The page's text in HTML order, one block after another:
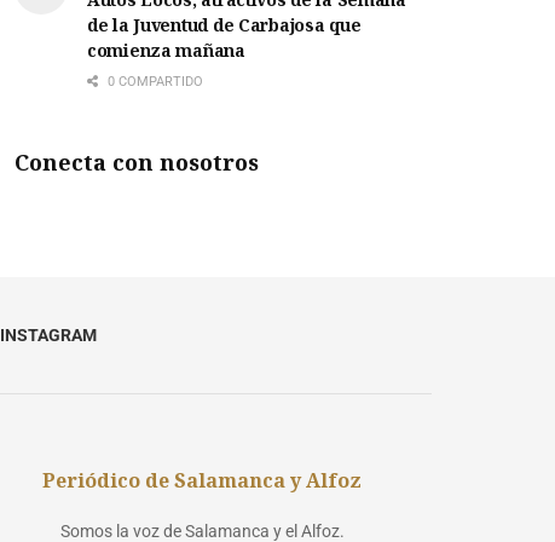
de la Juventud de Carbajosa que
comienza mañana
0 COMPARTIDO
Conecta con nosotros
INSTAGRAM
Periódico de Salamanca y Alfoz
Somos la voz de Salamanca y el Alfoz.